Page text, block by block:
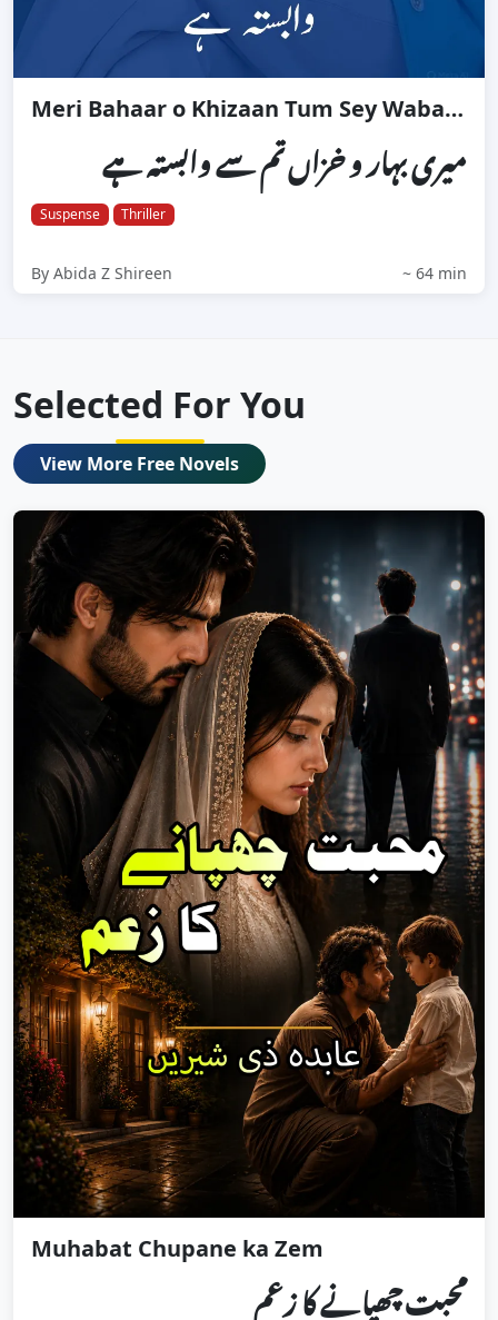
Meri Bahaar o Khizaan Tum Sey Wabasta Hai
میری بہار و خزاں تم سے وابستہ ہے
Suspense Thriller
By Abida Z Shireen ~ 64 min
Selected For You
View More Free Novels
‏Muhabat Chupane ka Zem
محبت چھپانے کا زعم